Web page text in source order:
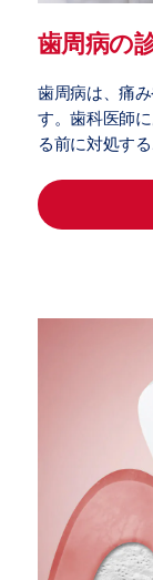
歯周病の
歯周病は、痛
す。歯科医師
る前に対処す